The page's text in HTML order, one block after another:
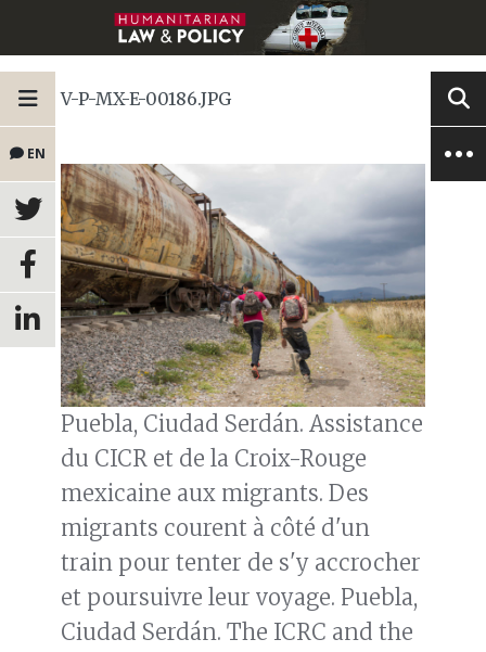
EN
V-P-MX-E-00186.JPG
Puebla, Ciudad Serdán. Assistance
du CICR et de la Croix-Rouge
mexicaine aux migrants. Des
migrants courent à côté d'un
train pour tenter de s'y accrocher
et poursuivre leur voyage. Puebla,
Ciudad Serdán. The ICRC and the